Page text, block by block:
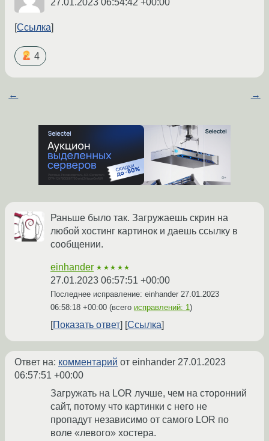
27.01.2023 06:54:42 +00:00
Ссылка
4
← →
Раньше было так. Загружаешь скрин на
любой хостинг картинок и даешь ссылку в
сообщении.
einhander ★★★★★
27.01.2023 06:57:51 +00:00
Последнее исправление: einhander 27.01.2023
06:58:18 +00:00 (всего исправлений: 1)
Показать ответ Ссылка
Ответ на: комментарий от einhander 27.01.2023
06:57:51 +00:00
Загружать на LOR лучше, чем на сторонний
сайт, потому что картинки с него не
пропадут независимо от самого LOR по
воле «левого» хостера.